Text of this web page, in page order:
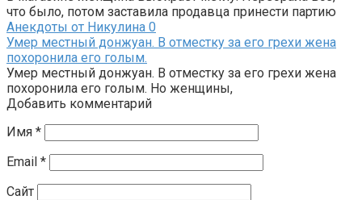
что было, потом заставила продавца принести партию
Анекдоты от Никулина 0
Умер местный донжуан. В отместку за его грехи жена
похоронила его голым.
Умер местный донжуан. В отместку за его грехи жена
похоронила его голым. Но женщины,
Добавить комментарий
Имя *
Email *
Сайт